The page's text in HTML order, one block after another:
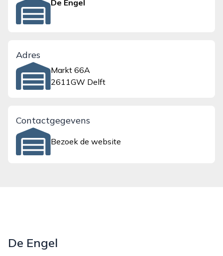
De Engel
Adres
Markt 66A
2611GW Delft
Contactgegevens
Bezoek de website
De Engel